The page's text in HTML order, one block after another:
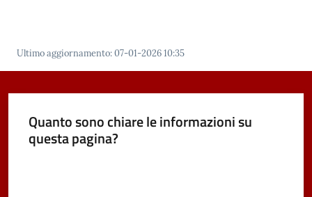
Menu selezionato
Vivere
Castel
Maggiore
Ultimo aggiornamento:07-01-2026 10:35
Quanto sono chiare le informazioni su
questa pagina?